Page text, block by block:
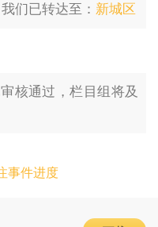
们已转达至： 新城区
核通过，栏目组将及
事件进度